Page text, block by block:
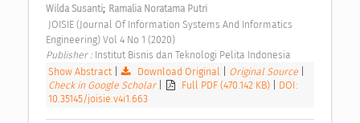
Wilda Susanti; Ramalia Noratama Putri
Engineering) Vol 4 No 1 (2020)
Publisher : Institut Bisnis dan Teknologi Pelita Indonesia
Show Abstract
Download Original Original Source
Check in Google Scholar
Full PDF (470.142 KB)
DOI:
10.35145/joisie.v4i1.663